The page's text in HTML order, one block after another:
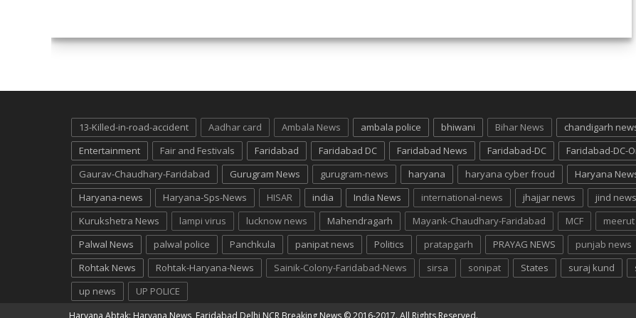
13-Killed-in-road-accident Aadhar card Ambala News ambala police bhiwani Bihar News chandigarh
Entertainment
Fair and Festivals Faridabad Faridabad DC Faridabad News Faridabad-DC Faridabad-DC-
Gaurav-Chaudhary-Faridabad
Gurugram News gurugram-news haryana haryana cyber froud Haryana
Haryana-news
Haryana-Sps-News HISAR india India News international-news jhajjar news jind news
Kurukshetra News
lampi virus lucknow news Mahendragarh Mayank-Chaudhary-Faridabad MCF meerut
Palwal News
palwal police Panchkula panipat news Politics pratapgarh PRAYAG NEWS punjab news
Rohtak News
Rohtak-Haryana-News Sainik-Colony-Faridabad-News sirsa sonipat States suraj kund
up news
UP POLICE
Haryana Abtak: Haryana News, Faridabad Delhi NCR Breaking News © 2016-2017. All Rights Reserved.